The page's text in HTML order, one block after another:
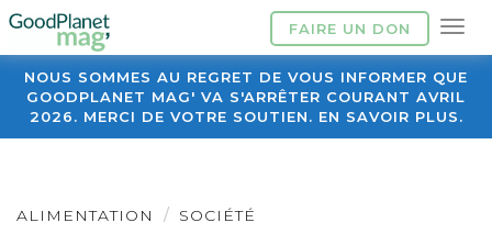
FAIRE UN DON
NOUS SOMMES AU REGRET DE VOUS INFORMER QUE
GOODPLANET MAG' VA S'ARRÊTER COURANT AVRIL
2026. MERCI DE VOTRE SOUTIEN. EN SAVOIR PLUS.
ALIMENTATION SOCIÉTÉ